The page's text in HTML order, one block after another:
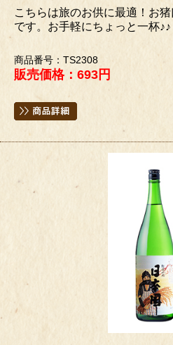
こちらは旅のお供に最適！お
です。お手軽にちょっと一杯♪♪
商品番号：TS2308
販売価格：693円